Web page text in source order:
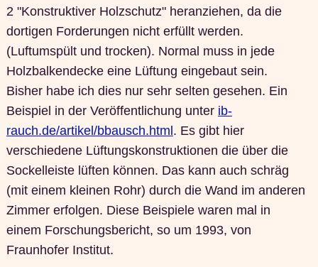
2 "Konstruktiver Holzschutz" heranziehen, da die
dortigen Forderungen nicht erfüllt werden.
(Luftumspült und trocken). Normal muss in jede
Holzbalkendecke eine Lüftung eingebaut sein.
Bisher habe ich dies nur sehr selten gesehen. Ein
Beispiel in der Veröffentlichung unter ib-
rauch.de/artikel/bbausch.html . Es gibt hier
verschiedene Lüftungskonstruktionen die über die
Sockelleiste lüften können. Das kann auch schräg
(mit einem kleinen Rohr) durch die Wand im anderen
Zimmer erfolgen. Diese Beispiele waren mal in
einem Forschungsbericht, so um 1993, von
Fraunhofer Institut.